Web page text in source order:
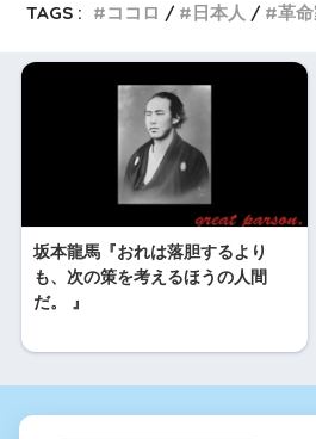
e
n
TAGS :
ココロ 日本人 革
坂本龍馬『おれは落胆するより
も、次の策を考えるほうの人間
だ。 』